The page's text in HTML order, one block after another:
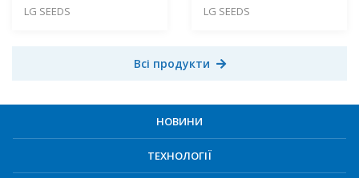
LG SEEDS LG SEEDS
Всі продукти
НОВИНИ
ТЕХНОЛОГІЇ